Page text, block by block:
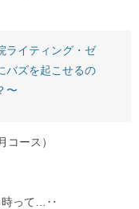
ライティング・ゼ
バズを起こせるの
〜
ース）
時って…‥